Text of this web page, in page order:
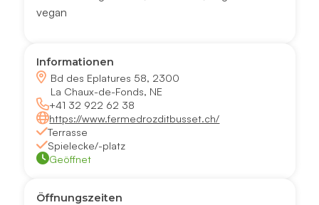
vegan
Informationen
Bd des Eplatures 58, 2300
La Chaux-de-Fonds, NE
+41 32 922 62 38
https://www.fermedrozditbusset.ch/
Terrasse
Spielecke/-platz
Geöffnet
Öffnungszeiten